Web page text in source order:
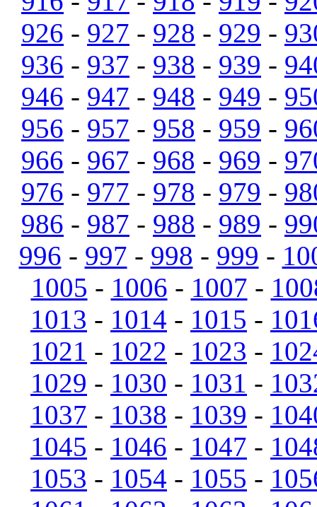
926 - 927 - 928 - 929 -
936 - 937 - 938 - 939 -
946 - 947 - 948 - 949 -
956 - 957 - 958 - 959 -
966 - 967 - 968 - 969 -
976 - 977 - 978 - 979 -
986 - 987 - 988 - 989 -
996 - 997 - 998 - 999 -
1005 - 1006 - 1007 -
1013 - 1014 - 1015 -
1021 - 1022 - 1023 -
1029 - 1030 - 1031 -
1037 - 1038 - 1039 -
1045 - 1046 - 1047 -
1053 - 1054 - 1055 -